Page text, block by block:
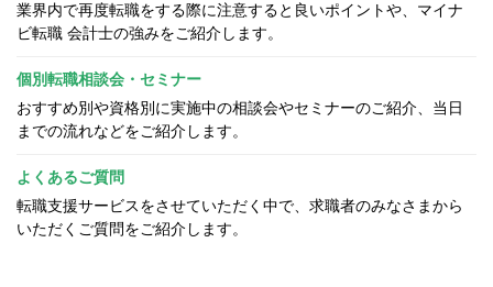
業界内で再度転職をする際に注意すると良いポイントや、マイナ
ビ転職 会計士の強みをご紹介します。
個別転職相談会・セミナー
おすすめ別や資格別に実施中の相談会やセミナーのご紹介、当日
までの流れなどをご紹介します。
よくあるご質問
転職支援サービスをさせていただく中で、求職者のみなさまから
いただくご質問をご紹介します。